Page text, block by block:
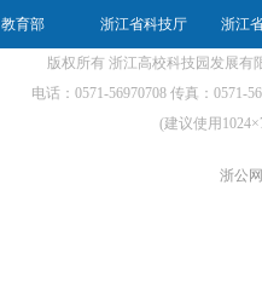
教育部 浙江省科技厅 浙江
版权所有 浙江高校科技园发展有
电话：0571-56970708 传真：0571-
(建议使用
浙公